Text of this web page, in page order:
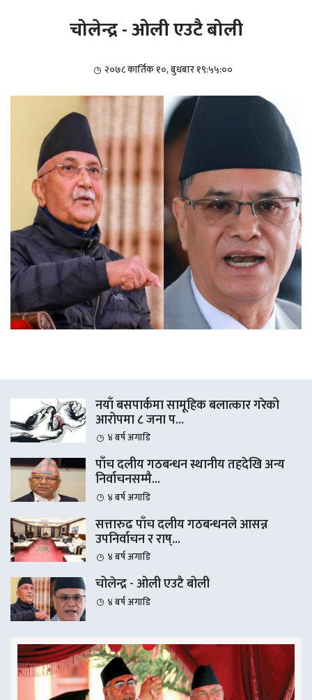
चोलेन्द्र - ओली एउटै बोली
२०७८ कार्तिक १०, बुधबार १९:५५:००
नयाँ बसपार्कमा सामूहिक बलात्कार गरेको
आरोपमा ८ जना प...
४ बर्ष अगाडि
पाँच दलीय गठबन्धन स्थानीय तहदेखि अन्य
निर्वाचनसम्मै...
४ बर्ष अगाडि
सत्तारुढ पाँच दलीय गठबन्धनले आसन्न
उपनिर्वाचन र राष्...
४ बर्ष अगाडि
चोलेन्द्र - ओली एउटै बोली
४ बर्ष अगाडि